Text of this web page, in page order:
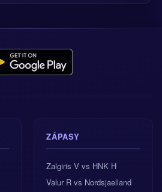
ZÁPASY
Zalgiris V vs HNK H
Valur R vs Nordsjaelland